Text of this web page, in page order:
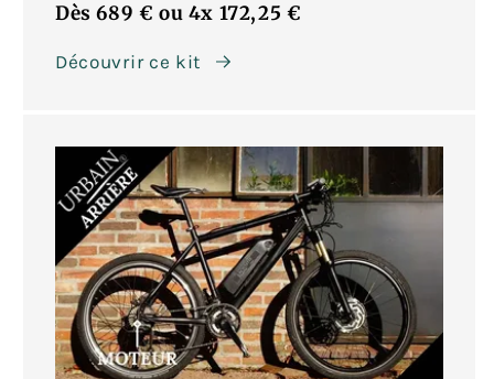
Dès 689 € ou 4x 172,25 €
Découvrir ce kit